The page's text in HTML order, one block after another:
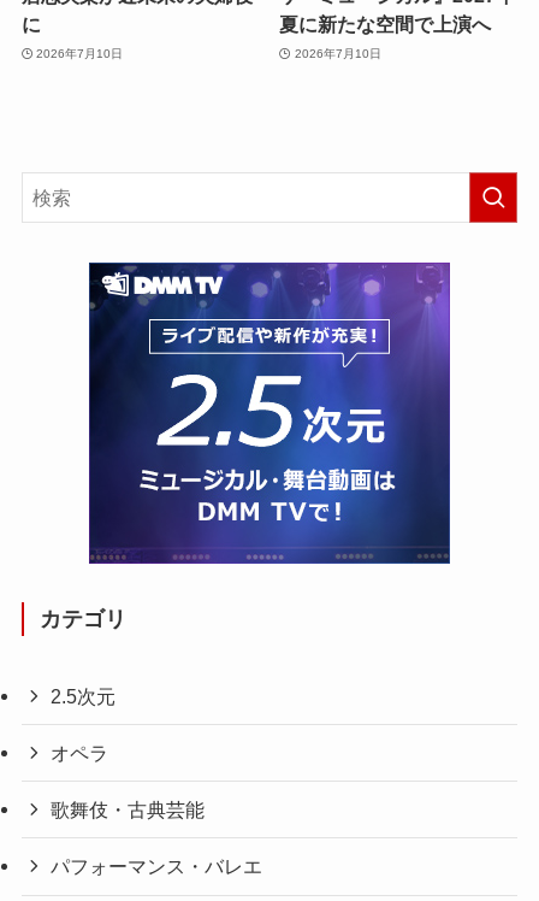
に
2026年7月10日
夏に新たな空間で上演へ
2026年7月10日
カテゴリ
2.5次元
オペラ
歌舞伎・古典芸能
パフォーマンス・バレエ